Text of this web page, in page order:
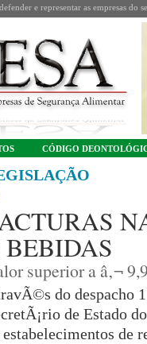
e representar as empresas
CÓDIGO
BEBIDAS
superior a â‚¬
do despacho
de Estado
estabelecimentos de